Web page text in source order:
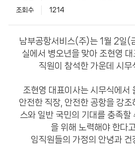
조회수 1214
남부공항서비스(주)는 1월 2일(
실에서 병오년을 맞아 조현영
직원이 참석한 가운데 시무
조현영 대표이사는 시무식에서
안전한 직장, 안전한 공항을 강조
스와 일반 국민의 기대를 충족할
을 위해 노력해야 한다
임직원들의 가정의 안녕과 건